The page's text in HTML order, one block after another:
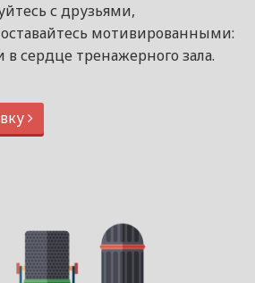
с друзьями,
мотивированными:
сердце тренажерного зала.